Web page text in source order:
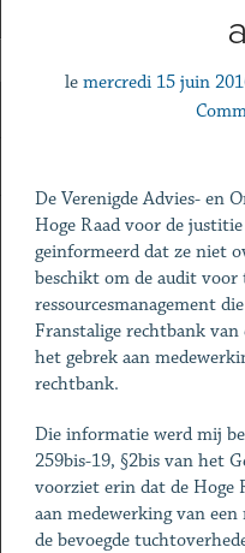
le mercredi 15 juin
De Verenigde Advies- en
Hoge Raad voor de
geinformeerd dat ze niet
beschikt om de audit
ressourcesmanagement
Franstalige rechtbank van
het gebrek aan
rechtbank.
Die informatie werd mij
259bis-19, §2bis van het
voorziet erin dat de Hoge
aan medewerking van
de bevoegde